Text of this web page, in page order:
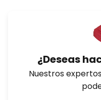
¿Deseas
Nuestros